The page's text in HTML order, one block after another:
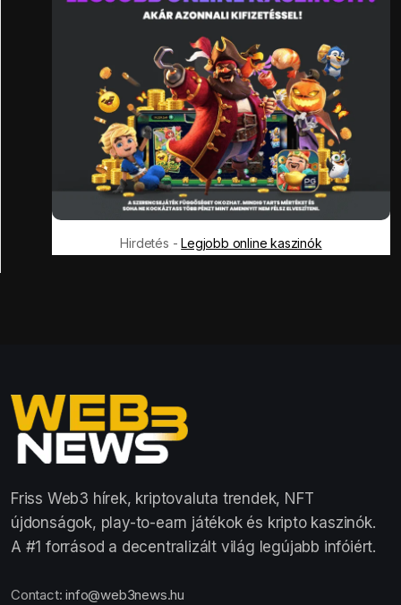
Hirdetés -Legjobb online kaszinók
Friss Web3 hírek, kriptovaluta trendek, NFT
újdonságok, play-to-earn játékok és kripto kaszinók.
A #1 forrásod a decentralizált világ legújabb infóiért.
Contact:info@web3news.hu